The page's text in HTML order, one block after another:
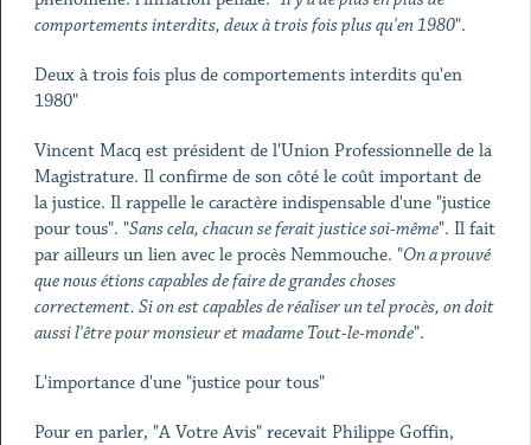
comportements interdits, deux à trois fois plus qu'en 1980".
Deux à trois fois plus de comportements interdits qu'en
1980"
Vincent Macq est président de l'Union Professionnelle de la
Magistrature. Il confirme de son côté le coût important de
la justice. Il rappelle le caractère indispensable d'une "justice
pour tous". "Sans cela, chacun se ferait justice soi-même". Il fait
par ailleurs un lien avec le procès Nemmouche. "On a prouvé
que nous étions capables de faire de grandes choses
correctement. Si on est capables de réaliser un tel procès, on doit
aussi l'être pour monsieur et madame Tout-le-monde".
L'importance d'une "justice pour tous"
Pour en parler, "A Votre Avis" recevait Philippe Goffin,